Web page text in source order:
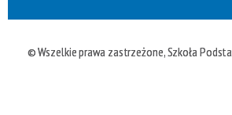
© Wszelkie prawa zastrzeżone, Szkoła